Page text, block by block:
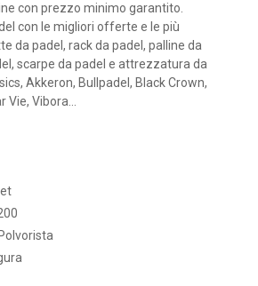
con prezzo minimo garantito.
con le migliori offerte e le più
da padel, rack da padel, palline da
scarpe da padel e attrezzatura da
Akkeron, Bullpadel, Black Crown,
Vibora...